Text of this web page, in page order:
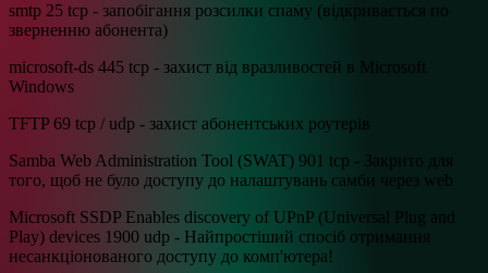
smtp 25 tcp - запобігання розсилки спаму (відкривається по
зверненню абонента)
microsoft-ds 445 tcp - захист від вразливостей в Microsoft
Windows
TFTP 69 tcp / udp - захист абонентських роутерів
Samba Web Administration Tool (SWAT) 901 tcp - Закрито для
того, щоб не було доступу до налаштувань самби через web
Microsoft SSDP Enables discovery of UPnP (Universal Plug and
Play) devices 1900 udp - Найпростіший спосіб отримання
несанкціонованого доступу до комп'ютера!